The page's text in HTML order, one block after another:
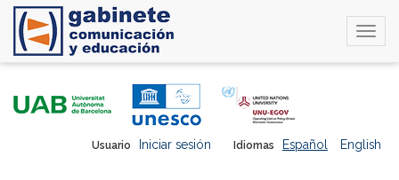
Idiomas Español English
Usuario Iniciar sesión